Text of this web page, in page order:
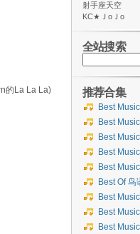
的La La La)
射手座天
ΚС★ＪoＪo
全站搜索
索：
推荐合集
Best
Best
Best
Best
Best
Best Of
Best
Best
Best